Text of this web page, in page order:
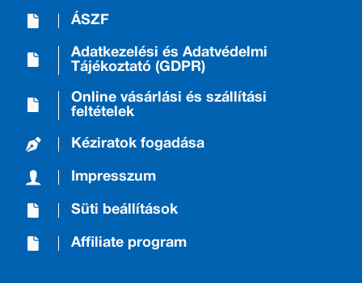
ÁSZF
Adatkezelési és Adatvédelmi
Tájékoztató (GDPR)
Online vásárlási és szállítási
feltételek
Kéziratok fogadása
Impresszum
Süti beállítások
Affiliate program